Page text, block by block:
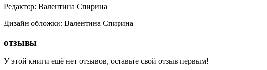
Редактор: Валентина Спирина
Дизайн обложки: Валентина Спирина
отзывы
У этой книги ещё нет отзывов, оставьте свой отзыв первым!